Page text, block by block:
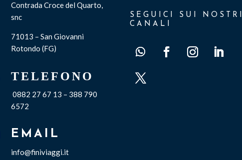
Contrada Croce del Quarto,
snc
71013 – San Giovanni
Rotondo (FG)
TELEFONO
0882 27 67 13 – 388 790
6572
EMAIL
info@finiviaggi.it
SEGUICI SUI NOSTRI
CANALI